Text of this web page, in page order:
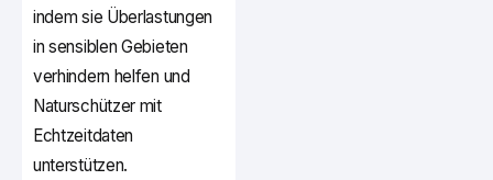
indem sie Überlastungen
in sensiblen Gebieten
verhindern helfen und
Naturschützer mit
Echtzeitdaten
unterstützen.